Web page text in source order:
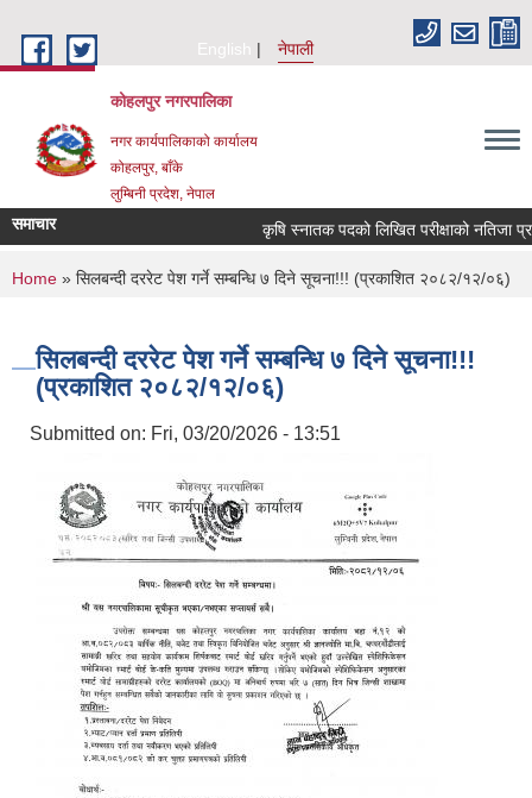
English
नेपाली
कोहलपुर नगरपालिका
नगर कार्यपालिकाको कार्यालय
कोहलपुर, बाँके
लुम्बिनी प्रदेश, नेपाल
समाचार कृषि स्नातक पदको लिखित परीक्षाको नतिजा
You are here
Home » सिलबन्दी दररेट पेश गर्ने सम्बन्धि ७ दिने सूचना!!! (प्रकाशित २०८२/१२/०६)
सिलबन्दी दररेट पेश गर्ने सम्बन्धि ७ दिने सूचना!!!
(प्रकाशित २०८२/१२/०६)
Submitted on: Fri, 03/20/2026 - 13:51